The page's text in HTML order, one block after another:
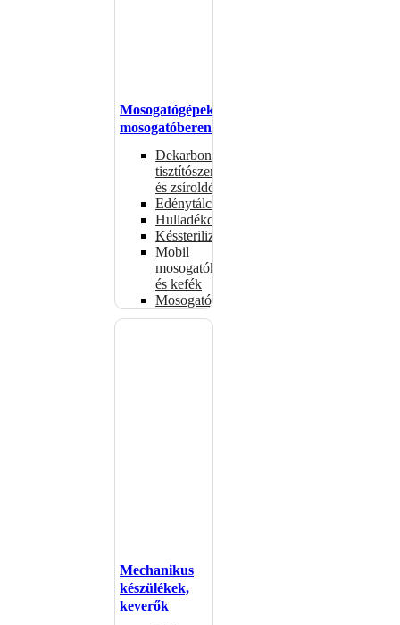
Mosogatógépek,
mosogatóberendezések
Dekarbonizáló
tisztítószerek
és zsíroldók
Edénytálcák
Hulladékdarálók
Késsterilizátorok
Mobil
mosogatók
és kefék
Mosogatógépkosarak
Mechanikus
készülékek,
keverők